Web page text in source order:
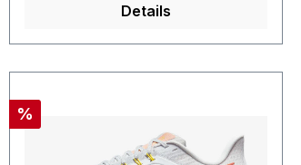
Details
Rabatt
%